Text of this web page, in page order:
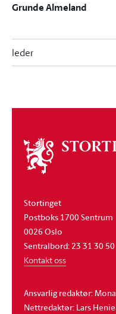
Grunde Almeland
leder
Om
stortinget
Stortinget
Postboks 1700 Sentrum
0026 Oslo
Sentralbord: 23 31 30 50
Kontakt oss
Ansvarlig redaktør:
Nettredaktør: Lars